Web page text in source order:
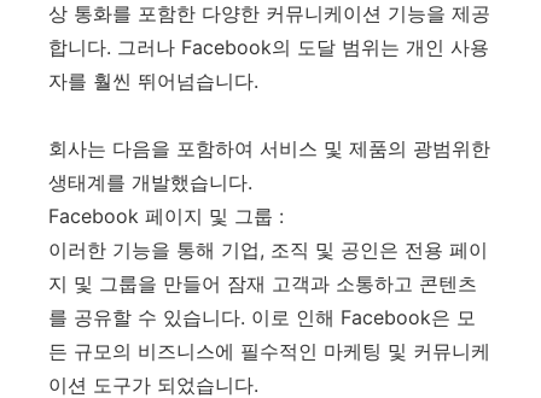
상 통화를 포함한 다양한 커뮤니케이션 기능을 제공
합니다. 그러나 Facebook의 도달 범위는 개인 사용
자를 훨씬 뛰어넘습니다.
회사는 다음을 포함하여 서비스 및 제품의 광범위한
생태계를 개발했습니다.
Facebook 페이지 및 그룹 :
이러한 기능을 통해 기업, 조직 및 공인은 전용 페이
지 및 그룹을 만들어 잠재 고객과 소통하고 콘텐츠
를 공유할 수 있습니다. 이로 인해 Facebook은 모
든 규모의 비즈니스에 필수적인 마케팅 및 커뮤니케
이션 도구가 되었습니다.